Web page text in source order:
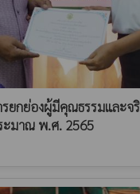
ยกย่องผู้มีคุณธรรมและ
ะมาณ พ.ศ. 2565